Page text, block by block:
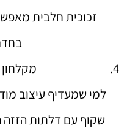
זכוכית חלבית
למי שמעדיף עיצוב
שקוף עם דלתות הזזה